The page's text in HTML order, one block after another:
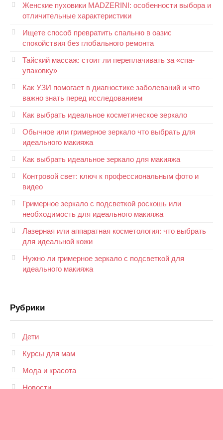
Женские пуховики MADZERINI: особенности выбора и
отличительные характеристики
Ищете способ превратить спальню в оазис
спокойствия без глобального ремонта
Тайский массаж: стоит ли переплачивать за «спа-
упаковку»
Как УЗИ помогает в диагностике заболеваний и что
важно знать перед исследованием
Как выбрать идеальное косметическое зеркало
Обычное или гримерное зеркало что выбрать для
идеального макияжа
Как выбрать идеальное зеркало для макияжа
Контровой свет: ключ к профессиональным фото и
видео
Гримерное зеркало с подсветкой роскошь или
необходимость для идеального макияжа
Лазерная или аппаратная косметология: что выбрать
для идеальной кожи
Нужно ли гримерное зеркало с подсветкой для
идеального макияжа
Рубрики
Дети
Курсы для мам
Мода и красота
Новости